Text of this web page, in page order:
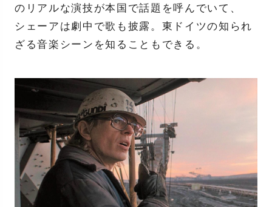
のリアルな演技が本国で話題を呼んでいて、
シェーアは劇中で歌も披露。東ドイツの知られ
ざる音楽シーンを知ることもできる。